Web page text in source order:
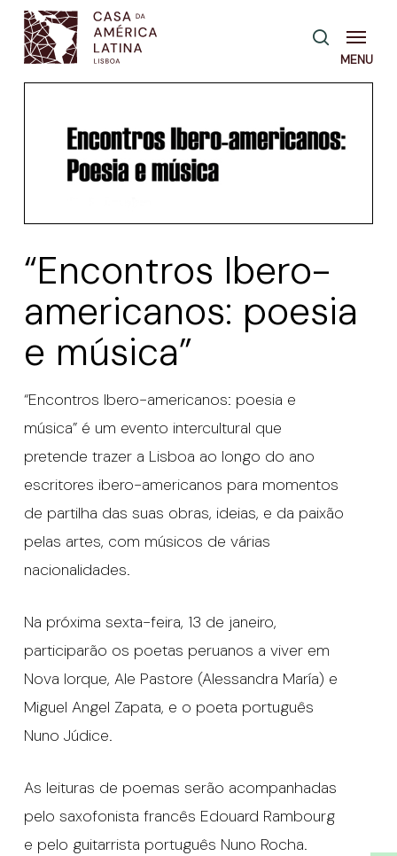
Skip
main
pesquisa
Menu
“Encontros Ibero-
americanos: poesia
e música”
“Encontros Ibero-americanos: poesia e
música” é um evento intercultural que
pretende trazer a Lisboa ao longo do ano
escritores ibero-americanos para momentos
de partilha das suas obras, ideias, e da paixão
pelas artes, com músicos de várias
nacionalidades.
Na próxima sexta-feira, 13 de janeiro,
participarão os poetas peruanos a viver em
Nova Iorque, Ale Pastore (Alessandra María) e
Miguel Angel Zapata, e o poeta português
Nuno Júdice.
As leituras de poemas serão acompanhadas
pelo saxofonista francês Edouard Rambourg
e pelo guitarrista português Nuno Rocha.